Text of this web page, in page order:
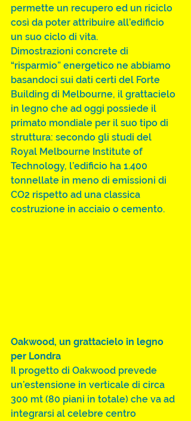
permette un recupero ed un riciclo
così da poter attribuire all’edificio
un suo ciclo di vita.
Dimostrazioni concrete di
“risparmio” energetico ne abbiamo
basandoci sui dati certi del Forte
Building di Melbourne, il grattacielo
in legno che ad oggi possiede il
primato mondiale per il suo tipo di
struttura: secondo gli studi del
Royal Melbourne Institute of
Technology, l’edificio ha 1.400
tonnellate in meno di emissioni di
CO2 rispetto ad una classica
costruzione in acciaio o cemento.
Oakwood, un grattacielo in legno
per Londra
Il progetto di Oakwood prevede
un’estensione in verticale di circa
300 mt (80 piani in totale) che va ad
integrarsi al celebre centro